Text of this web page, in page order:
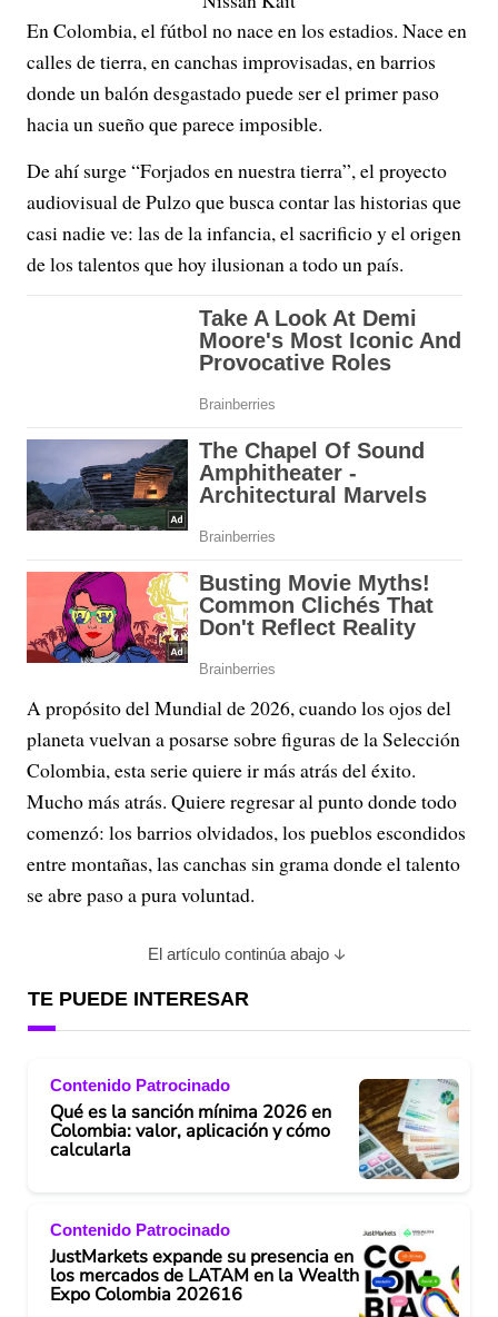
En Colombia, el fútbol no nace en los estadios. Nace en
calles de tierra, en canchas improvisadas, en barrios
donde un balón desgastado puede ser el primer paso
hacia un sueño que parece imposible.
De ahí surge “Forjados en nuestra tierra”, el proyecto
audiovisual de Pulzo que busca contar las historias que
casi nadie ve: las de la infancia, el sacrificio y el origen
de los talentos que hoy ilusionan a todo un país.
A propósito del Mundial de 2026, cuando los ojos del
planeta vuelvan a posarse sobre figuras de la Selección
Colombia, esta serie quiere ir más atrás del éxito.
Mucho más atrás. Quiere regresar al punto donde todo
comenzó: los barrios olvidados, los pueblos escondidos
entre montañas, las canchas sin grama donde el talento
se abre paso a pura voluntad.
El artículo continúa abajo
TE PUEDE INTERESAR
Contenido Patrocinado
Qué es la sanción mínima 2026 en
Colombia: valor, aplicación y cómo
calcularla
Contenido Patrocinado
JustMarkets expande su presencia en
los mercados de LATAM en la Wealth
Expo Colombia 202616